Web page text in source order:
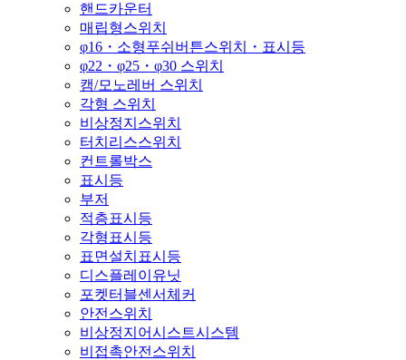
핸드카운터
매립형스위치
φ16・소형푸쉬버튼스위치・표시등
φ22・φ25・φ30 스위치
캠/모노레버 스위치
각형 스위치
비상정지스위치
터치리스스위치
컨트롤박스
표시등
부저
적층표시등
각형표시등
표면설치표시등
디스플레이유닛
포켓터블센서체커
안전스위치
비상정지어시스트시스템
비접촉안전스위치